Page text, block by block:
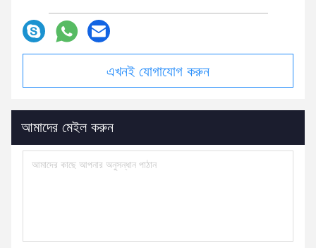
এখনই যোগাযোগ করুন
আমাদের মেইল করুন